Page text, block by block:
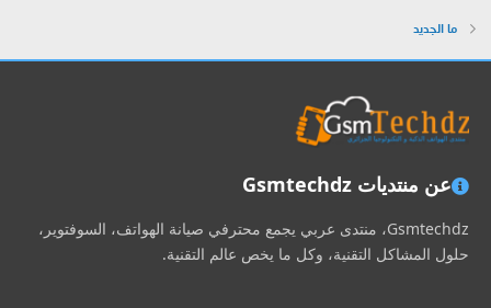
ما الجديد
عن منتديات Gsmtechdz
Gsmtechdz، منتدى عربي يجمع محترفي صيانة الهواتف، السوفتوير،
حلول المشاكل التقنية، وكل ما يخص عالم التقنية.